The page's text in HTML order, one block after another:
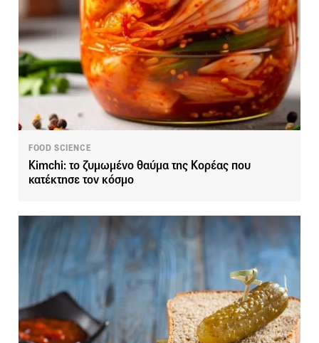
FOOD SCIENCE
Kimchi: το ζυμωμένο θαύμα της Κορέας που
κατέκτησε τον κόσμο